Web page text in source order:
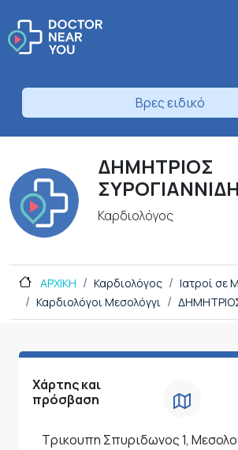
Βρες ειδικό
ΔΗΜΗΤΡΙΟΣ
Καρδιολόγος
ΑΡΧΙΚΗ Καρδιολόγος
Ιατροί σε
Καρδιολόγοι Μεσολόγγι
Χάρτης και
πρόσβαση
Τρικουπη Σπυριδωνος 1,